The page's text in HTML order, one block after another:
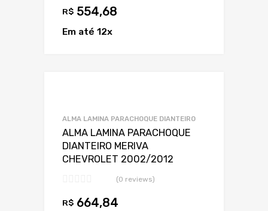
R$ 554,68
Em até 12x
ALMA LAMINA PARACHOQUE DIANTEIRO
ALMA LAMINA PARACHOQUE
DIANTEIRO MERIVA
CHEVROLET 2002/2012
(0 reviews)
R$ 664,84